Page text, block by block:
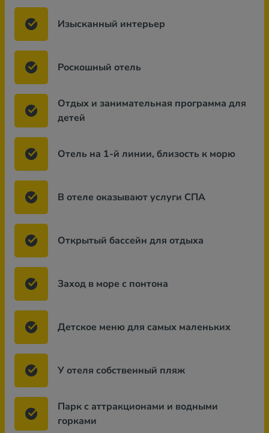
Изысканный интерьер
Роскошный отель
Отдых и занимательная программа для
детей
Отель на 1-й линии, близость к морю
В отеле оказывают услуги СПА
Открытый бассейн для отдыха
Заход в море с понтона
Детское меню для самых маленьких
У отеля собственный пляж
Парк с аттракционами и водными
горками